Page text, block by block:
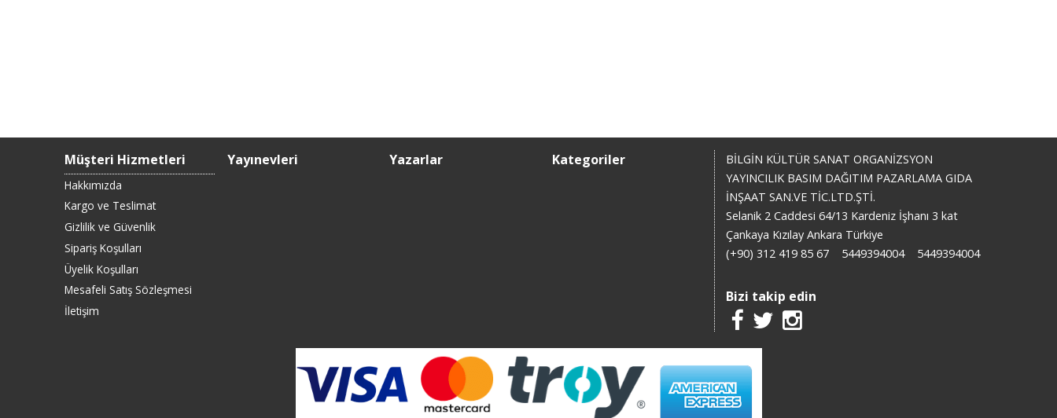
Müşteri Hizmetleri
Hakkımızda
Kargo ve Teslimat
Gizlilik ve Güvenlik
Sipariş Koşulları
Üyelik Koşulları
Mesafeli Satış Sözleşmesi
İletişim
Yayınevleri Yazarlar Kategoriler
BİLGİN KÜLTÜR SANAT ORGANİZSYON
YAYINCILIK BASIM DAĞITIM PAZARLAMA GIDA
İNŞAAT SAN.VE TİC.LTD.ŞTİ.
Selanik 2 Caddesi 64/13 Kardeniz İşhanı 3 kat
Çankaya Kızılay Ankara Türkiye
(+90) 312 419 85 67
5449394004 5449394004
Bizi takip edin